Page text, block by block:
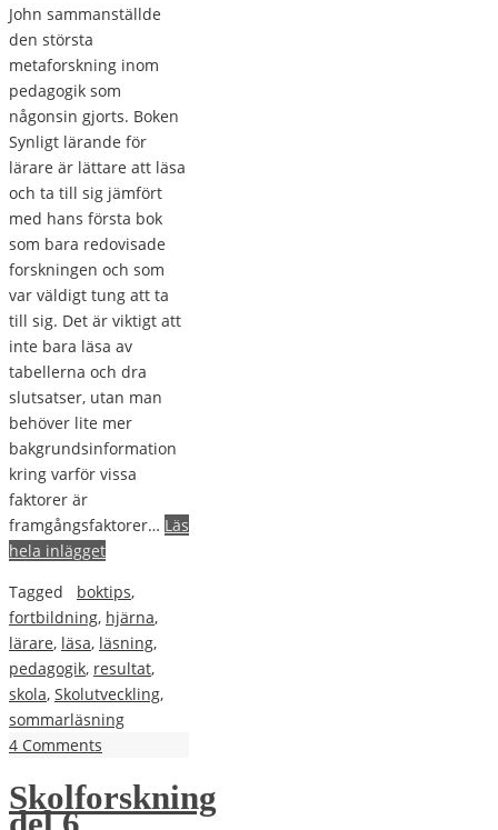
John sammanställde
den största
metaforskning inom
pedagogik som
någonsin gjorts. Boken
Synligt lärande för
lärare är lättare att läsa
och ta till sig jämfört
med hans första bok
som bara redovisade
forskningen och som
var väldigt tung att ta
till sig. Det är viktigt att
inte bara läsa av
tabellerna och dra
slutsatser, utan man
behöver lite mer
bakgrundsinformation
kring varför vissa
faktorer är
framgångsfaktorer… Läs
hela inlägget
Tagged
boktips,
fortbildning, hjärna,
lärare, läsa, läsning,
pedagogik, resultat,
skola, Skolutveckling,
sommarläsning
4 Comments
Skolforskning